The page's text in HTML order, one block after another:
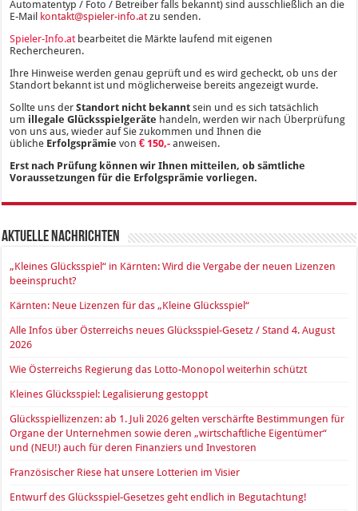
Automatentyp / Foto / Betreiber falls bekannt) sind ausschließlich an die
E-Mail kontakt@spieler-info.at zu senden.
Spieler-Info.at bearbeitet die Märkte laufend mit eigenen
Rechercheuren.
Ihre Hinweise werden genau geprüft und es wird gecheckt, ob uns der
Standort bekannt ist und möglicherweise bereits angezeigt wurde.
Sollte uns derStandort nicht bekanntsein und es sich tatsächlich
um illegale Glücksspielgeräte handeln, werden wir nach Überprüfung
von uns aus, wieder auf Sie zukommen und Ihnen die
übliche Erfolgsprämievon € 150,- anweisen.
Erst nach Prüfung können wir Ihnen mitteilen, ob sämtliche
Voraussetzungen für die Erfolgsprämie vorliegen.
Aktuelle Nachrichten
„Kleines Glücksspiel“ in Kärnten: Wird die Vergabe der neuen Lizenzen
beeinsprucht?
Kärnten: Neue Lizenzen für das „Kleine Glücksspiel“
Alle Infos über Österreichs neues Glücksspiel-Gesetz / Stand 4. August
2026
Wie Österreichs Regierung das Lotto-Monopol weiterhin schützt
Kleines Glücksspiel: Legalisierung gestoppt
Glücksspiellizenzen: ab 1. Juli 2026 gelten verschärfte Bestimmungen für
Organe der Unternehmen sowie deren „wirtschaftliche Eigentümer“
und (NEU!) auch für deren Finanziers und Investoren
Französischer Riese hat unsere Lotterien im Visier
Entwurf des Glücksspiel-Gesetzes geht endlich in Begutachtung!